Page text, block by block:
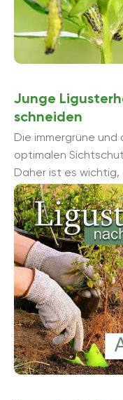
Junge
schneiden
Die immergrüne
optimalen
Daher ist es
jungen